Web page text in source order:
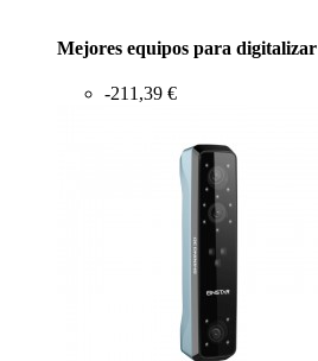
Mejores equipos para digitalizar
-211,39 €